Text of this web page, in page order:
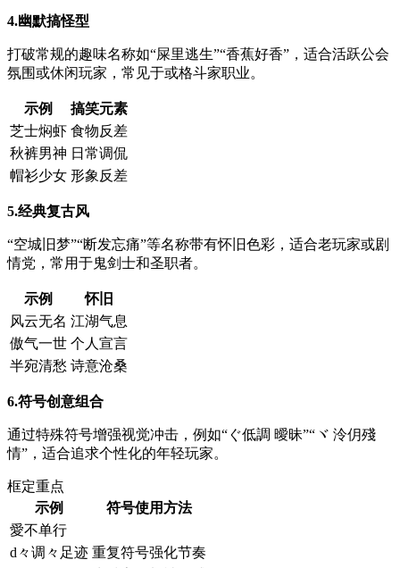
4.幽默搞怪型
打破常规的趣味名称如“屎里逃生”“香蕉好香”，适合活跃公会
氛围或休闲玩家，常见于或格斗家职业。
示例
搞笑元素
芝士焖虾 食物反差
秋裤男神 日常调侃
帽衫少女 形象反差
5.经典复古风
“空城旧梦”“断发忘痛”等名称带有怀旧色彩，适合老玩家或剧
情党，常用于鬼剑士和圣职者。
示例
怀旧
风云无名 江湖气息
傲气一世 个人宣言
半宛清愁 诗意沧桑
6.符号创意组合
通过特殊符号增强视觉冲击，例如“ぐ低調 曖昧”“ヾ 泠仴殘
情”，适合追求个性化的年轻玩家。
框定重点
示例
符号使用方法
愛不单行
d々调々足迹 重复符号强化节奏